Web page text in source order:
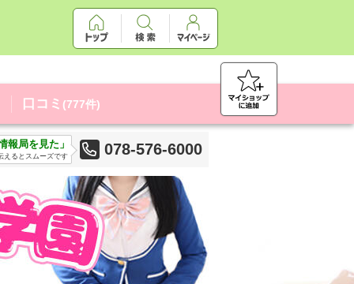
口コミ (777件)
報局を見た」
えるとスムーズです 078-576-6000